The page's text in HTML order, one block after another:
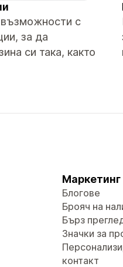
с
за да
си така, както
Маркетинг
Блогове
Брояч на
Бърз
Значки за
контакт